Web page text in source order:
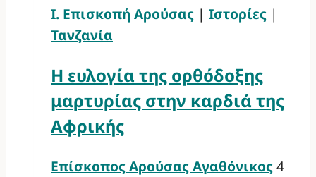
Ι. Επισκοπή Αρούσας | Ιστορίες |
Τανζανία
Η ευλογία της ορθόδοξης
μαρτυρίας στην καρδιά της
Αφρικής
Επίσκοπος Αρούσας Αγαθόνικος 4